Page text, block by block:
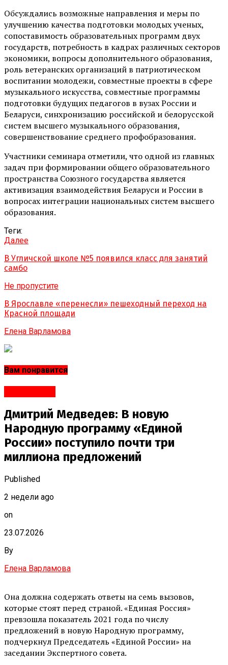
Обсуждались возможные направления и меры по
улучшению качества подготовки молодых ученых,
сопоставимость образовательных программ двух
государств, потребность в кадрах различных секторов
экономики, вопросы дополнительного образования,
роль ветеранских организаций в патриотическом
воспитании молодежи, совместные проекты в сфере
музыкального искусства, совместные программы
подготовки будущих педагогов в вузах России и
Беларуси, синхронизацию российской и белорусской
систем высшего музыкального образования,
совершенствование среднего профобразования.
Участники семинара отметили, что одной из главных
задач при формировании общего образовательного
пространства Союзного государства является
активизация взаимодействия Беларуси и России в
вопросах интеграции национальных систем высшего
образования.
Теги:
Далее
В Угличской школе №5 появился класс для занятий
самбо
Не пропустите
В Ярославле «перенесли» пешеходный переход на
Красной площади
Елена Варламова
Вам понравится
Дмитрий Медведев: В новую
Народную программу «Единой
России» поступило почти три
миллиона предложений
Published
2 недели ago
on
23.07.2026
By
Елена Варламова
Она должна содержать ответы на семь вызовов,
которые стоят перед страной. «Единая Россия»
превзошла показатель 2021 года по числу
предложений в новую Народную программу,
подчеркнул Председатель «Единой России» на
заседании Экспертного совета.